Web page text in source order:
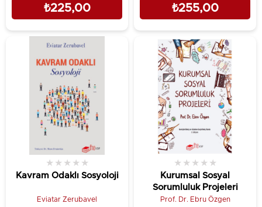
₺225,00 ₺255,00
Kavram Odaklı Sosyoloji
★ ★ ★ ★ ★
Eviatar Zerubavel
Kurumsal Sosyal
Sorumluluk Projeleri
★ ★ ★ ★ ★
Prof. Dr. Ebru Özgen